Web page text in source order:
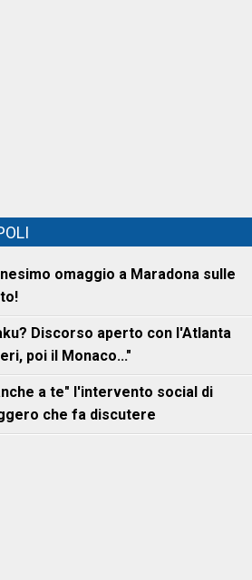
omaggio a Maradona sulle
Discorso aperto con l'Atlanta
poi il Monaco..."
a te" l'intervento social di
che fa discutere